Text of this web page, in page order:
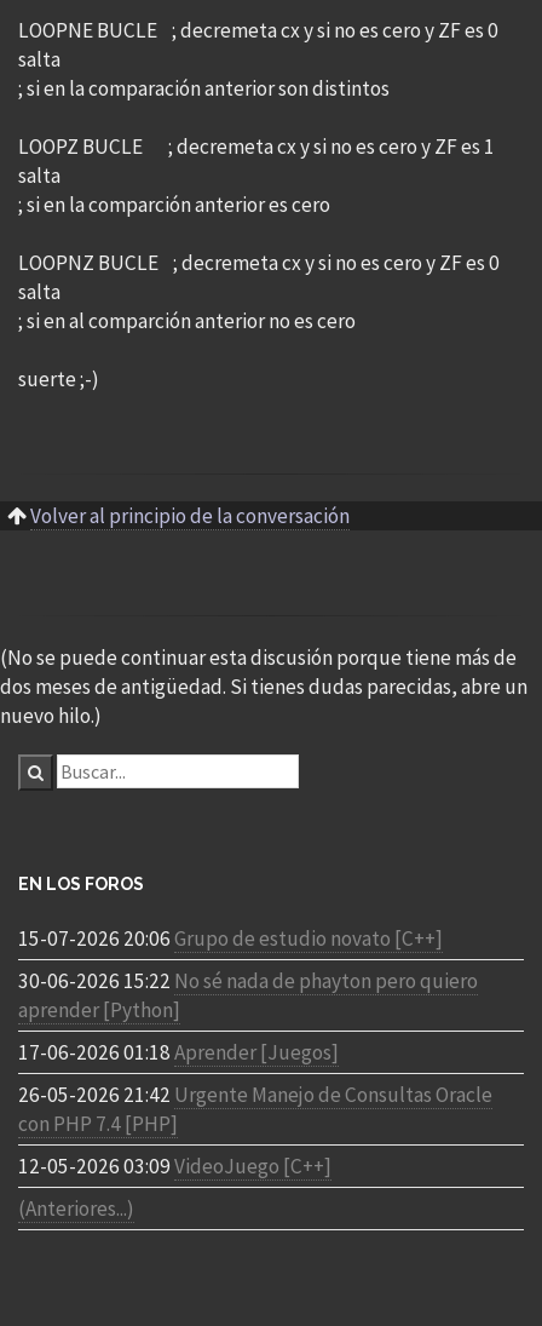
LOOPNE BUCLE ; decremeta cx y si no es cero y ZF es 0
salta
; si en la comparación anterior son distintos
LOOPZ BUCLE ; decremeta cx y si no es cero y ZF es 1
salta
; si en la comparción anterior es cero
LOOPNZ BUCLE ; decremeta cx y si no es cero y ZF es 0
salta
; si en al comparción anterior no es cero
suerte ;-)
Volver al principio de la conversación
(No se puede continuar esta discusión porque tiene más de
dos meses de antigüedad. Si tienes dudas parecidas, abre un
nuevo hilo.)
EN LOS FOROS
15-07-2026 20:06Grupo de estudio novato [C++]
30-06-2026 15:22 No sé nada de phayton pero quiero
aprender [Python]
17-06-2026 01:18Aprender [Juegos]
26-05-2026 21:42 Urgente Manejo de Consultas Oracle
con PHP 7.4 [PHP]
12-05-2026 03:09VideoJuego [C++]
(Anteriores...)